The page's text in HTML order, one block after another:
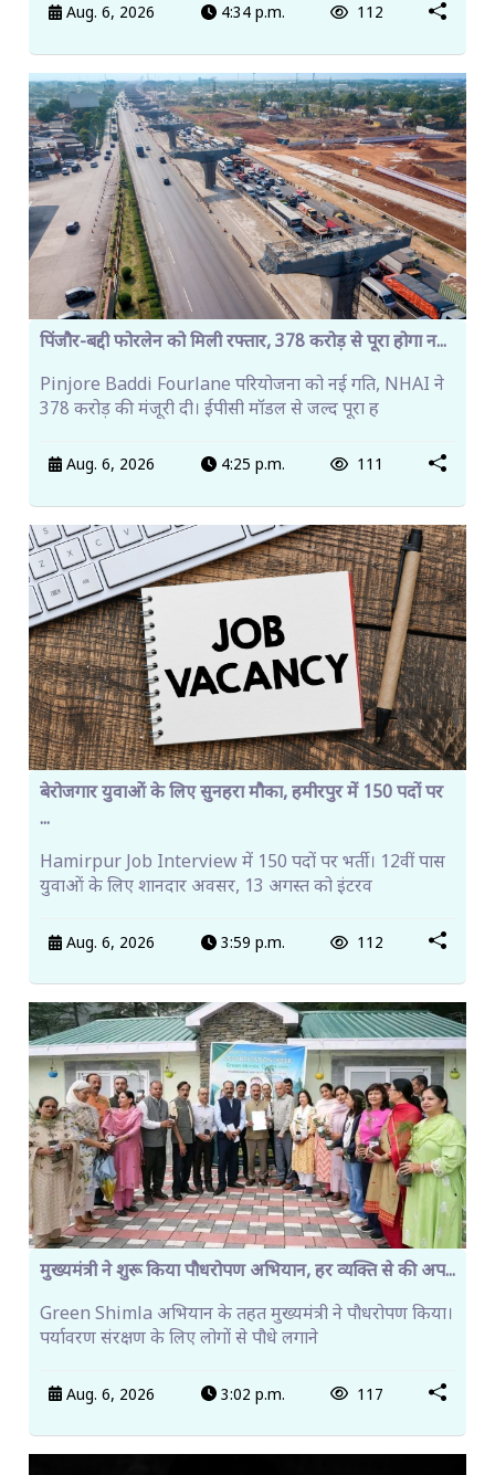
Aug. 6, 2026 4:34 p.m. 112
पिंजौर-बद्दी फोरलेन को मिली रफ्तार, 378 करोड़ से पूरा होगा न...
Pinjore Baddi Fourlane परियोजना को नई गति, NHAI ने
378 करोड़ की मंजूरी दी। ईपीसी मॉडल से जल्द पूरा ह
Aug. 6, 2026 4:25 p.m. 111
बेरोजगार युवाओं के लिए सुनहरा मौका, हमीरपुर में 150 पदों पर
...
Hamirpur Job Interview में 150 पदों पर भर्ती। 12वीं पास
युवाओं के लिए शानदार अवसर, 13 अगस्त को इंटरव
Aug. 6, 2026 3:59 p.m. 112
मुख्यमंत्री ने शुरू किया पौधरोपण अभियान, हर व्यक्ति से की अप...
Green Shimla अभियान के तहत मुख्यमंत्री ने पौधरोपण किया।
पर्यावरण संरक्षण के लिए लोगों से पौधे लगाने
Aug. 6, 2026 3:02 p.m. 117